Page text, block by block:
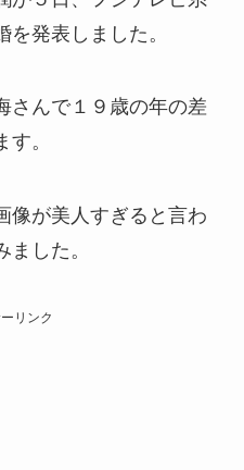
を発表しました。
さんで１９歳の年の差
。
像が美人すぎると言わ
した。
リンク